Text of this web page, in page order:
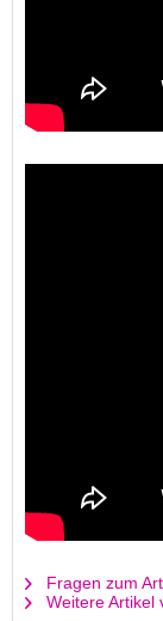
Fragen zum
Weitere Artikel